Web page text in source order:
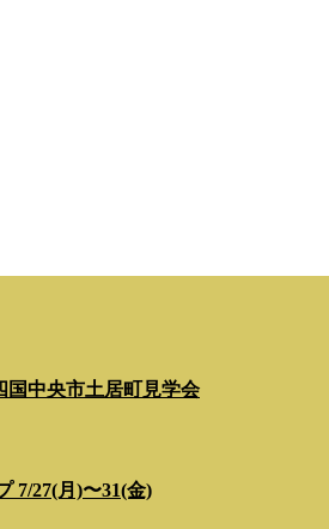
国中央市土居町見学会
7/27(月)〜31(金)